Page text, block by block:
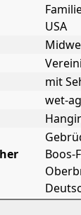
USA
mit
wet-
Boos-